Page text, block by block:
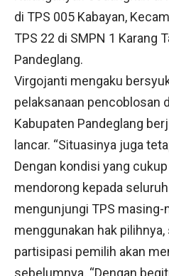
di TPS 005 Kabayan,
TPS 22 di SMPN 1 Karang
Pandeglang.
Virgojanti mengaku
pelaksanaan pencoblosan
Kabupaten Pandeglang
lancar. “Situasinya juga
Dengan kondisi yang
mendorong kepada
mengunjungi TPS masing-
menggunakan hak
partisipasi pemilih akan
sebelumnya. “Dengan